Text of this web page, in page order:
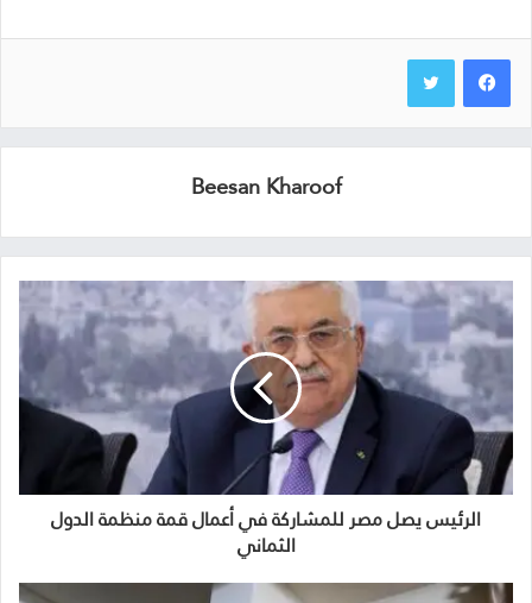
Beesan Kharoof
الرئيس يصل مصر للمشاركة في أعمال قمة منظمة الدول
الثماني